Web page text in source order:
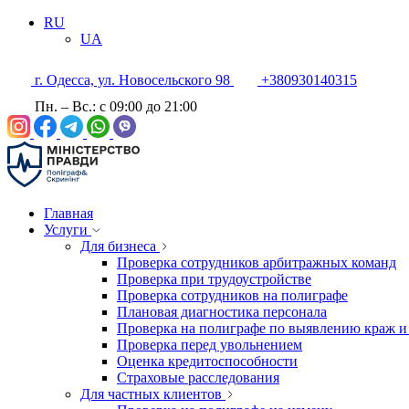
RU
UA
г. Одесса, ул. Новосельского 98
+380930140315
Пн. – Вс.: с 09:00 до 21:00
Главная
Услуги
Для бизнеса
Проверка сотрудников арбитражных команд
Проверка при трудоустройстве
Проверка сотрудников на полиграфе
Плановая диагностика персонала
Проверка на полиграфе по выявлению краж и
Проверка перед увольнением
Оценка кредитоспособности
Страховые расследования
Для частных клиентов